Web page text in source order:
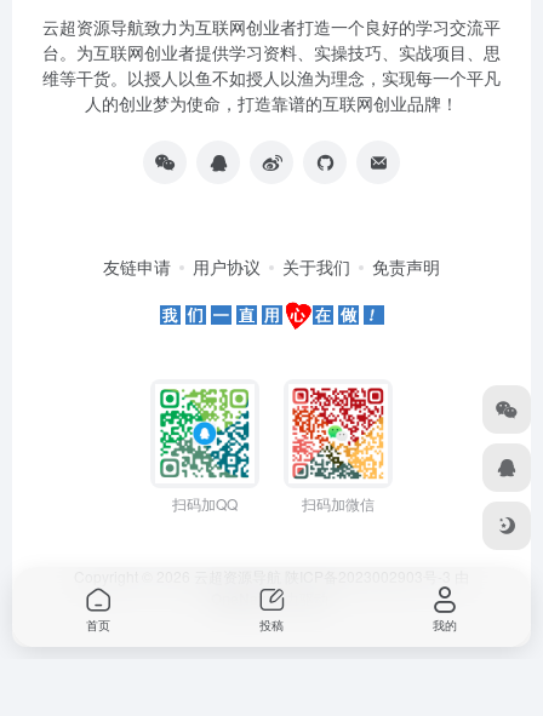
云超资源导航致力为互联网创业者打造一个良好的学习交流平
台。为互联网创业者提供学习资料、实操技巧、实战项目、思
维等干货。以授人以鱼不如授人以渔为理念，实现每一个平凡
人的创业梦为使命，打造靠谱的互联网创业品牌！
友链申请 用户协议 关于我们 免责声明
扫码加QQ 扫码加微信
OneNav强力驱动
首页 投稿 我的